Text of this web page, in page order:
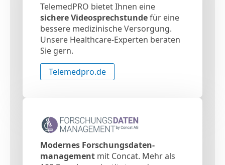
TelemedPRO bietet Ihnen eine
sichere Videosprechstundefür eine
bessere medizinische Versorgung.
Unsere Healthcare-Experten beraten
Sie gern.
Telemedpro.de
Modernes Forschungsdaten-
management mit Concat. Mehr als